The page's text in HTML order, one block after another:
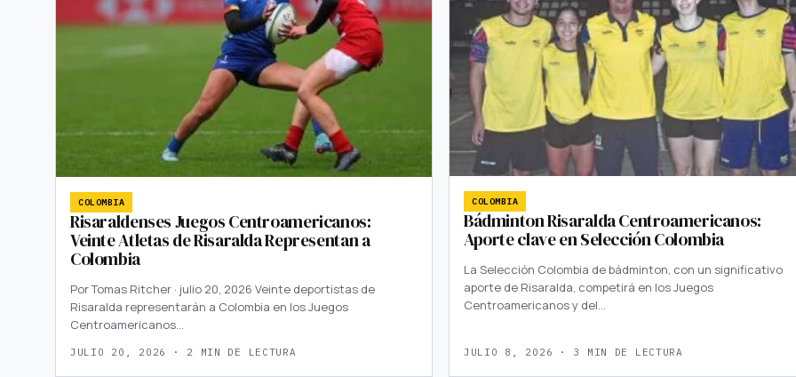
COLOMBIA
Risaraldenses Juegos Centroamericanos:
Veinte Atletas de Risaralda Representan a
Colombia
Por Tomas Ritcher · julio 20, 2026 Veinte deportistas de
Risaralda representarán a Colombia en los Juegos
Centroamericanos…
JULIO 20, 2026 · 2 MIN DE LECTURA
COLOMBIA
Bádminton Risaralda Centroamericanos:
Aporte clave en Selección Colombia
La Selección Colombia de bádminton, con un significativo
aporte de Risaralda, competirá en los Juegos
Centroamericanos y del…
JULIO 8, 2026 · 3 MIN DE LECTURA